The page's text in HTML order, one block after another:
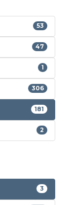
53
47
1
306
181
2
3